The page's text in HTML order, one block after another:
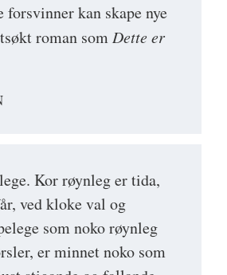
kan skape nye
roman som Dette er
Kor røynleg er tida,
ved kloke val og
som noko røynleg
er minnet noko som